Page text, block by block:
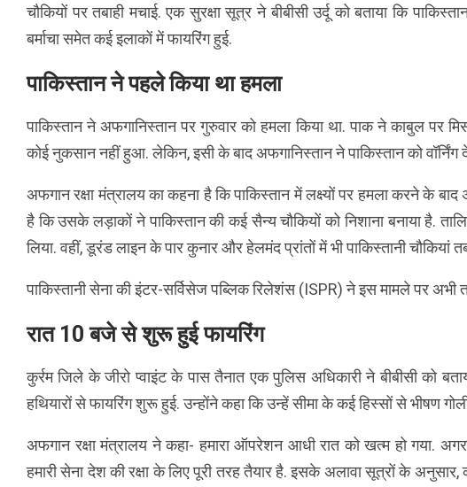
चौकियों पर तबाही मचाई. एक सुरक्षा सूत्र ने बीबीसी उर्दू को बताया कि
बर्माचा समेत कई इलाकों में फायरिंग हुई.
पाकिस्तान ने पहले किया था हमला
पाकिस्तान ने अफगानिस्तान पर गुरुवार को हमला किया था. पाक ने काबुल पर
कोई नुकसान नहीं हुआ. लेकिन, इसी के बाद अफगानिस्तान ने पाकिस्तान को
अफगान रक्षा मंत्रालय का कहना है कि पाकिस्तान में लक्ष्यों पर हमला करने के बाद
है कि उसके लड़ाकों ने पाकिस्तान की कई सैन्य चौकियों को निशाना बनाया है.
लिया. वहीं, डूरंड लाइन के पार कुनार और हेलमंद प्रांतों में भी पाकिस्तानी चौकियां
पाकिस्तानी सेना की इंटर-सर्विसेज पब्लिक रिलेशंस (ISPR) ने इस मामले पर अभी
रात 10 बजे से शुरू हुई फायरिंग
कुर्रम जिले के जीरो प्वाइंट के पास तैनात एक पुलिस अधिकारी ने बीबीसी को
हथियारों से फायरिंग शुरू हुई. उन्होंने कहा कि उन्हें सीमा के कई हिस्सों से भीषण
अफगान रक्षा मंत्रालय ने कहा- हमारा ऑपरेशन आधी रात को खत्म हो गया.
हमारी सेना देश की रक्षा के लिए पूरी तरह तैयार है. इसके अलावा सूत्रों के